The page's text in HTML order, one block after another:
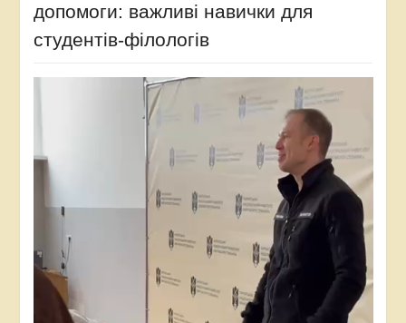
допомоги: важливі навички для
студентів-філологів